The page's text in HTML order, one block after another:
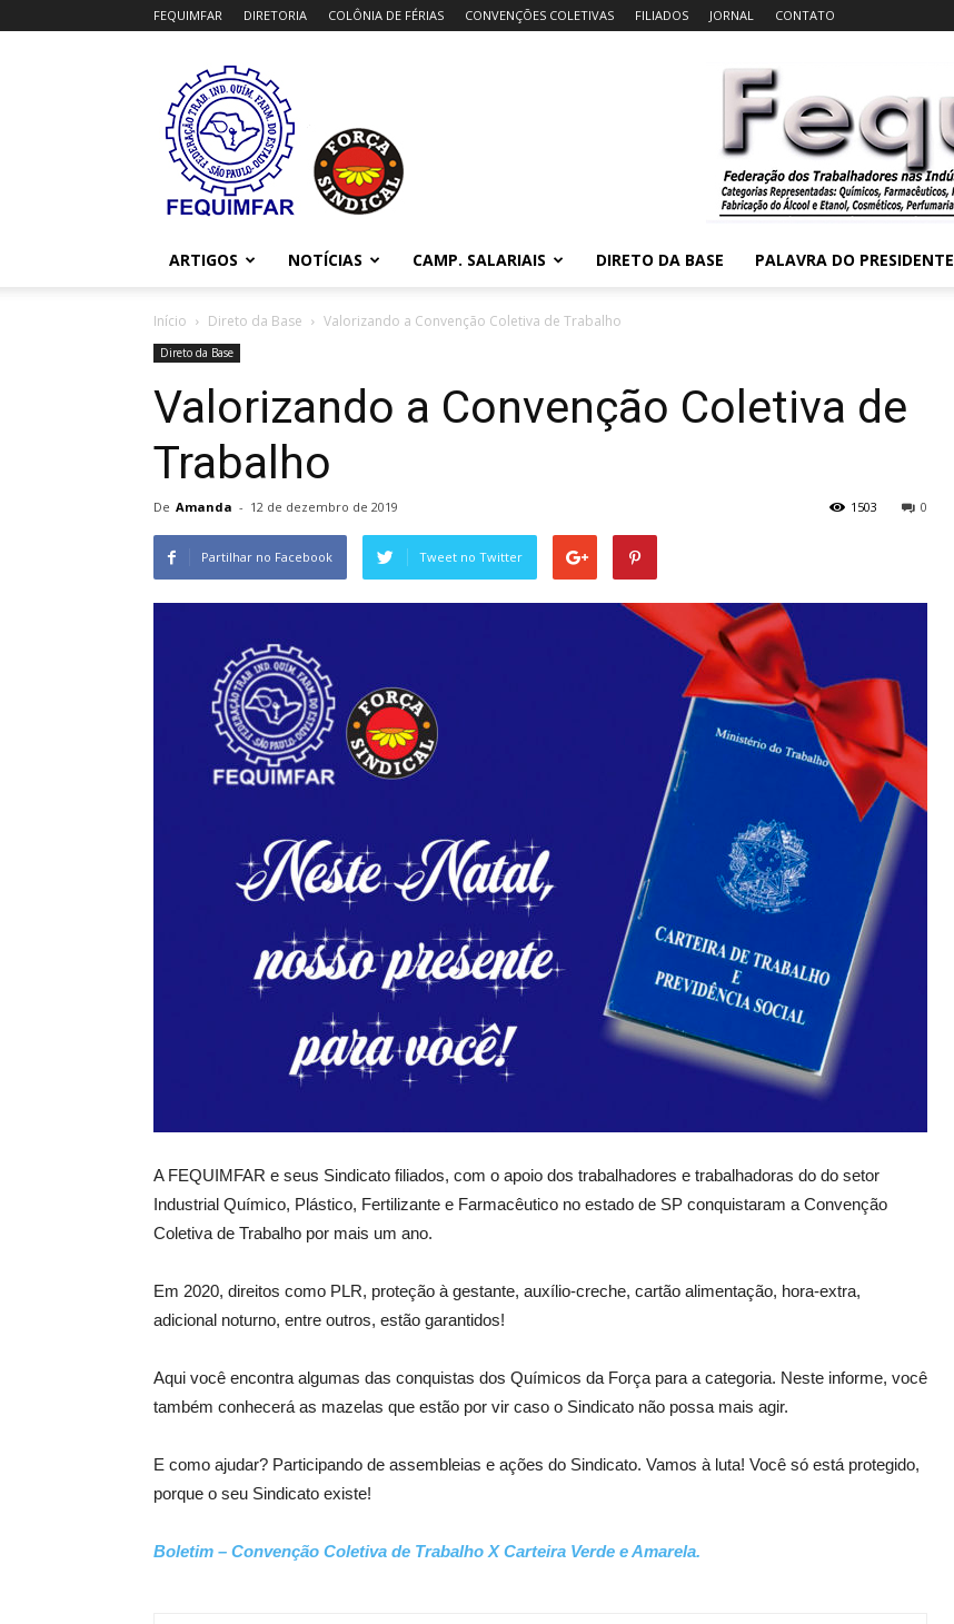
FEQUIMFAR DIRETORIA COLÔNIA DE FÉRIAS CONVENÇÕES COLETIVAS FILIADOS JORNAL CONTATO
ARTIGOS NOTÍCIAS CAMP. SALARIAIS DIRETO DA BASE PALAVRA DO PRESIDENTE
Início Direto da Base Valorizando a Convenção Coletiva de Trabalho
Direto da Base
Valorizando a Convenção Coletiva de
Trabalho
De Amanda - 12 de dezembro de 2019 0
1503
Partilhar no Facebook Tweet no Twitter
A FEQUIMFAR e seus Sindicato filiados, com o apoio dos trabalhadores e trabalhadoras do do setor
Industrial Químico, Plástico, Fertilizante e Farmacêutico no estado de SP conquistaram a Convenção
Coletiva de Trabalho por mais um ano.
Em 2020, direitos como PLR, proteção à gestante, auxílio-creche, cartão alimentação, hora-extra,
adicional noturno, entre outros, estão garantidos!
Aqui você encontra algumas das conquistas dos Químicos da Força para a categoria. Neste informe, você
também conhecerá as mazelas que estão por vir caso o Sindicato não possa mais agir.
E como ajudar? Participando de assembleias e ações do Sindicato. Vamos à luta! Você só está protegido,
porque o seu Sindicato existe!
Boletim – Convenção Coletiva de Trabalho X Carteira Verde e Amarela.